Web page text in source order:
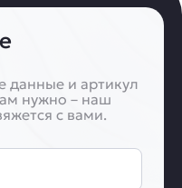
данные и артикул
нужно – наш
с вами.